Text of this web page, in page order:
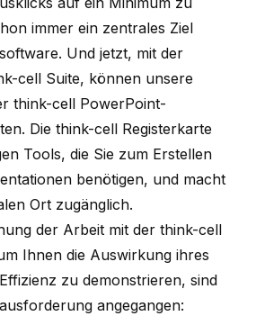
immer ein zentrales Ziel
Und jetzt, mit der
cell Suite, können unsere
think-cell PowerPoint-
Die think-cell Registerkarte
Tools, die Sie zum Erstellen
benötigen, und macht
Ort zugänglich.
der Arbeit mit der think-cell
Ihnen die Auswirkung ihres
zu demonstrieren, sind
angegangen: